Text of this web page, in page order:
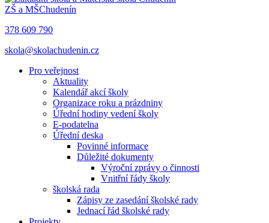
ZŠ a MŠChudenín
378 609 790
skola@skolachudenin.cz
Pro veřejnost
Aktuality
Kalendář akcí školy
Organizace roku a prázdniny
Úřední hodiny vedení školy
E-podatelna
Úřední deska
Povinné informace
Důležité dokumenty
Výroční zprávy o činnosti
Vnitřní řády školy
školská rada
Zápisy ze zasedání školské rady
Jednací řád školské rady